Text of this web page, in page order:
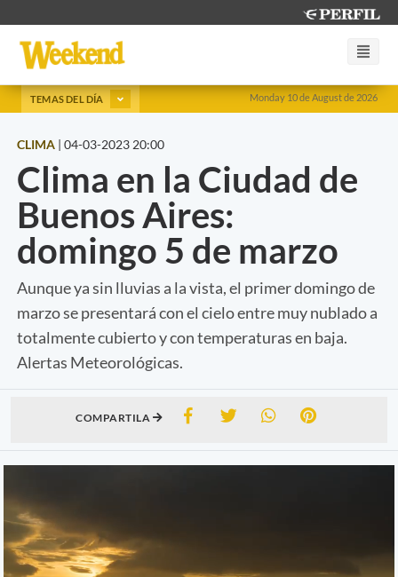
Monday 10 de August de 2026
TEMAS DEL DÍA
CLIMA | 04-03-2023 20:00
Clima en la Ciudad de
Buenos Aires:
domingo 5 de marzo
Aunque ya sin lluvias a la vista, el primer domingo de
marzo se presentará con el cielo entre muy nublado a
totalmente cubierto y con temperaturas en baja.
Alertas Meteorológicas.
COMPARTILA